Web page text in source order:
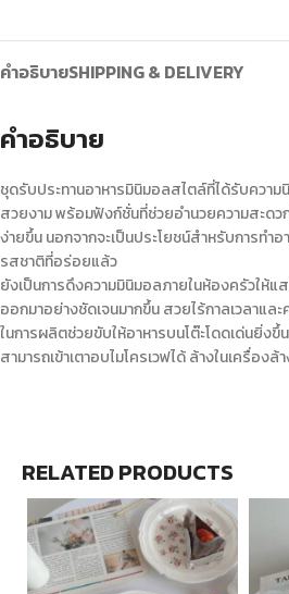
คำอธิบายSHIPPING & DELIVERY
คำอธิบาย
ชุดรับประทานอาหารมินิมอลสไตล์ที่ได้รับความ
สวยงาม พร้อมฟังก์ชั่นที่ช่วยอำนวยความสะดวก
ง่ายขึ้น นอกจากจะเป็นประโยชน์สำหรับการทำอ
รสชาติที่อร่อยแล้ว
ยังเป็นการดึงความมินิมอลภายในห้องครัวให้แ
ออกมาอย่างชัดเจนมากขึ้น สวยไร้กาลเวลาแล
ในการผลิตช่วยขับให้อาหารบนโต๊ะโดดเด่นยิ่งขึ้
สามารถเข้าเตาอบไมโครเวฟได้ ล้างในเครื่องล้
RELATED PRODUCTS